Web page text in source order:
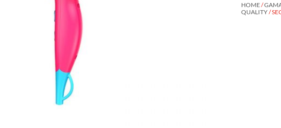
HOME/
QUALITY/